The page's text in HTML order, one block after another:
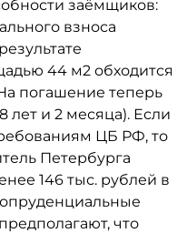
заёмщиков:
взноса
44 м2 обходится
погашение теперь
лет и 2 месяца). Если
ЦБ РФ, то
Петербурга
146 тыс. рублей в
что